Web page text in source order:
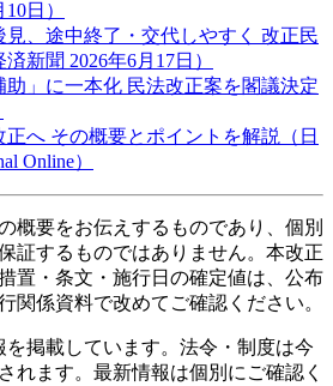
日）
見、途中終了・交代しやすく 改正民
新聞 2026年6月17日）
助」に一本化 民法改正案を閣議決定
へ その概要とポイントを解説（日
Online）
概要をお伝えするものであり、個別
証するものではありません。本改正
置・条文・施行日の確定値は、公布
関係資料で改めてご確認ください。
掲載しています。法令・制度は今
れます。最新情報は個別にご確認く